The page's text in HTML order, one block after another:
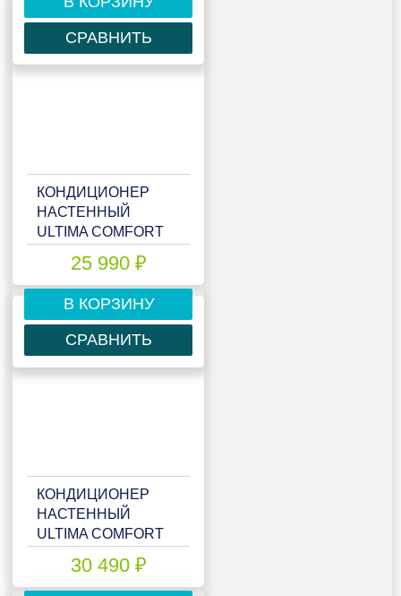
СРАВНИТЬ
КОНДИЦИОНЕР
НАСТЕННЫЙ
ULTIMA COMFORT
25 990 ₽
В КОРЗИНУ
СРАВНИТЬ
КОНДИЦИОНЕР
НАСТЕННЫЙ
ULTIMA COMFORT
30 490 ₽